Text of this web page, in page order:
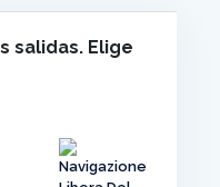
salidas. Elige